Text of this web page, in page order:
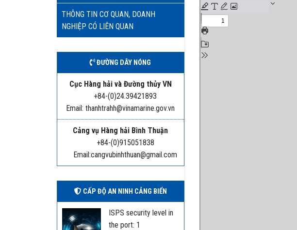
THÔNG TIN CƠ QUAN, DOANH
NGHIỆP CÓ LIÊN QUAN
ĐƯỜNG DÂY NÓNG
Cục Hàng hải và Đường thủy VN
+84-(0)24.39421893
Email: thanhtrahh@vinamarine.gov.vn
Cảng vụ Hàng hải Bình Thuận
+84-(0)915051838
Email:cangvubinhthuan@gmail.com
CẤP ĐỘ AN NINH CẢNG BIỂN
ISPS security level in
the port: 1